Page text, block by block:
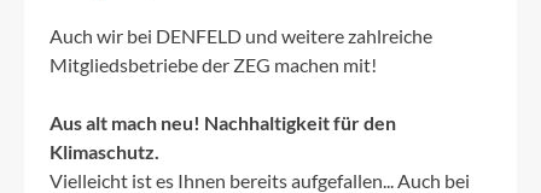
Auch wir bei DENFELD und weitere zahlreiche
Mitgliedsbetriebe der ZEG machen mit!
Aus alt mach neu! Nachhaltigkeit für den
Klimaschutz.
Vielleicht ist es Ihnen bereits aufgefallen... Auch bei